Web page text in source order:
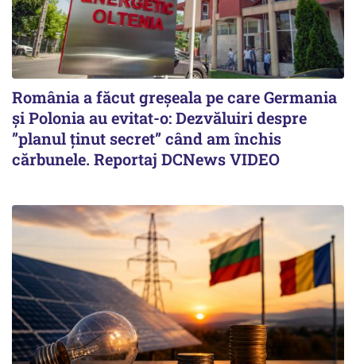
România a făcut greșeala pe care Germania
și Polonia au evitat-o: Dezvăluiri despre
”planul ținut secret” când am închis
cărbunele. Reportaj DCNews VIDEO